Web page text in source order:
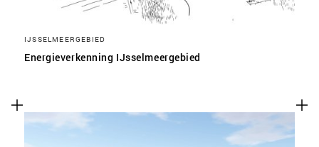
IJSSELMEERGEBIED
Energieverkenning IJsselmeergebied